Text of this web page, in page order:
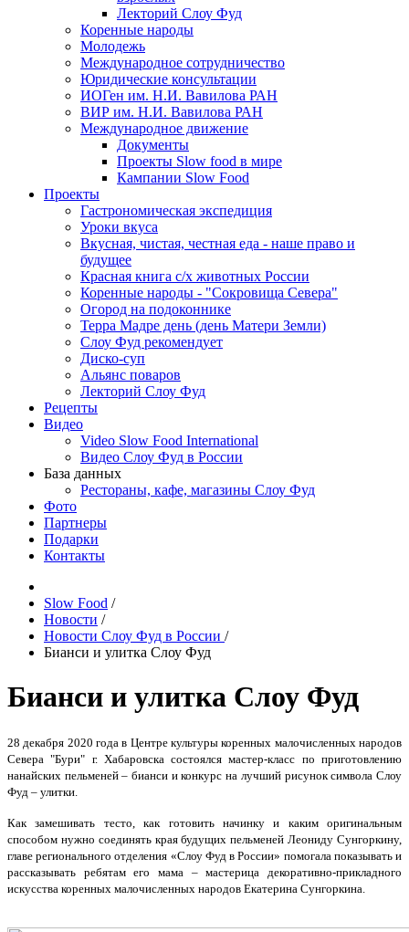
Лекторий Слоу Фуд
Коренные народы
Молодежь
Международное сотрудничество
Юридические консультации
ИОГен им. Н.И. Вавилова РАН
ВИР им. Н.И. Вавилова РАН
Международное движение
Документы
Проекты Slow food в мире
Кампании Slow Food
Проекты
Гастрономическая экспедиция
Уроки вкуса
Вкусная, чистая, честная еда - наше право и
будущее
Красная книга с/х животных России
Коренные народы - "Сокровища Севера"
Огород на подоконнике
Терра Мадре день (день Матери Земли)
Слоу Фуд рекомендует
Диско-суп
Альянс поваров
Лекторий Слоу Фуд
Рецепты
Видео
Video Slow Food International
Видео Слоу Фуд в России
База данных
Рестораны, кафе, магазины Слоу Фуд
Фото
Партнеры
Подарки
Контакты
Slow Food /
Новости /
Новости Слоу Фуд в России /
Бианси и улитка Слоу Фуд
Бианси и улитка Слоу Фуд
28 декабря 2020 года в Центре культуры коренных малочисленных народов
Севера "Бури" г. Хабаровска состоялся мастер-класс по приготовлению
нанайских пельменей – бианси и конкурс на лучший рисунок символа Слоу
Фуд – улитки.
Как замешивать тесто, как готовить начинку и каким оригинальным
способом нужно соединять края будущих пельменей Леониду Сунгоркину,
главе регионального отделения «Слоу Фуд в России» помогала показывать и
рассказывать ребятам его мама – мастерица декоративно-прикладного
искусства коренных малочисленных народов Екатерина Сунгоркина.